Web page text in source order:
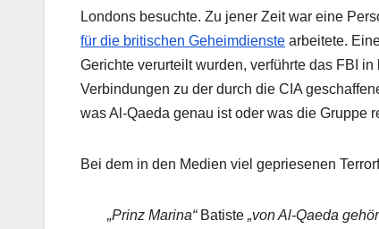
Londons besuchte. Zu jener Zeit war eine
für die britischen Geheimdienste arbeitete.
Gerichte verurteilt wurden, verführte das FBI
Verbindungen zu der durch die CIA
was Al-Qaeda genau ist oder was die Gruppe
Bei dem in den Medien viel gepriesenen
„Prinz Marina“Batiste „von Al-Qaeda